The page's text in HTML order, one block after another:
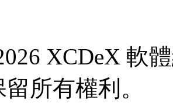
XCDeX 軟
所有權利。